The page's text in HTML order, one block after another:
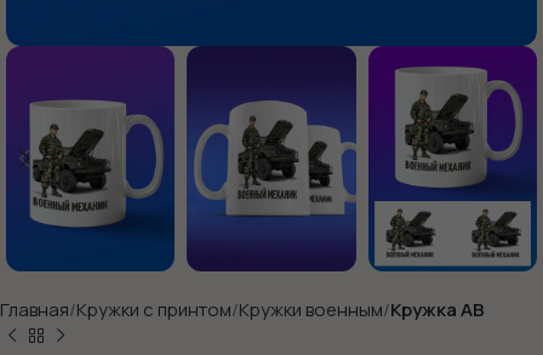
Главная Кружки с принтом Кружки военным Кружка АВ